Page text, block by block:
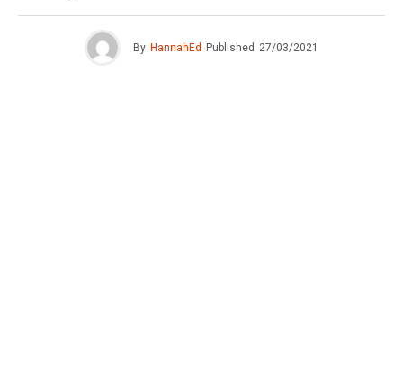
By HannahEd Published 27/03/2021